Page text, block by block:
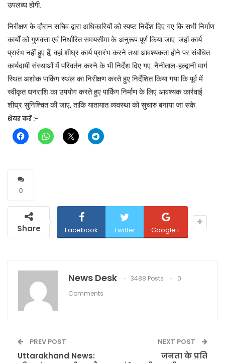
उपलब्ध होगी.
निरीक्षण के दौरान सचिव द्वारा अधिकारियों को स्पष्ट निर्देश दिए गए कि सभी निर्माण
कार्यों को गुणवत्ता एवं निर्धारित समयसीमा के अनुरूप पूर्ण किया जाए. जहां कार्य
प्रारंभ नहीं हुए हैं, वहां शीघ्र कार्य प्रारंभ करने तथा आवश्यकता होने पर संबंधित
कार्यदायी संस्थाओं में परिवर्तन करने के भी निर्देश दिए गए. नैनीताल-हल्द्वानी मार्ग
स्थित अशोक पार्किंग स्थल का निरीक्षण करते हुए निर्देशित किया गया कि पूर्व में
स्वीकृत धनराशि का उपयोग करते हुए पार्किंग निर्माण के लिए आवश्यक कार्रवाई
शीघ्र सुनिश्चित की जाए, ताकि यातायात व्यवस्था को सुचारु बनाया जा सके.
शेयर करें :-
0
Share Facebook Twitter Google+
News Desk 3488 Posts
0
Comments
PREV POST
Uttarakhand News:
NEXT POST
जनता के प्रति